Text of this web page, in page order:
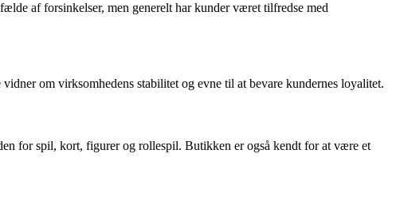
af forsinkelser, men generelt har kunder været tilfredse med
om virksomhedens stabilitet og evne til at bevare kundernes loyalitet.
for spil, kort, figurer og rollespil. Butikken er også kendt for at være et